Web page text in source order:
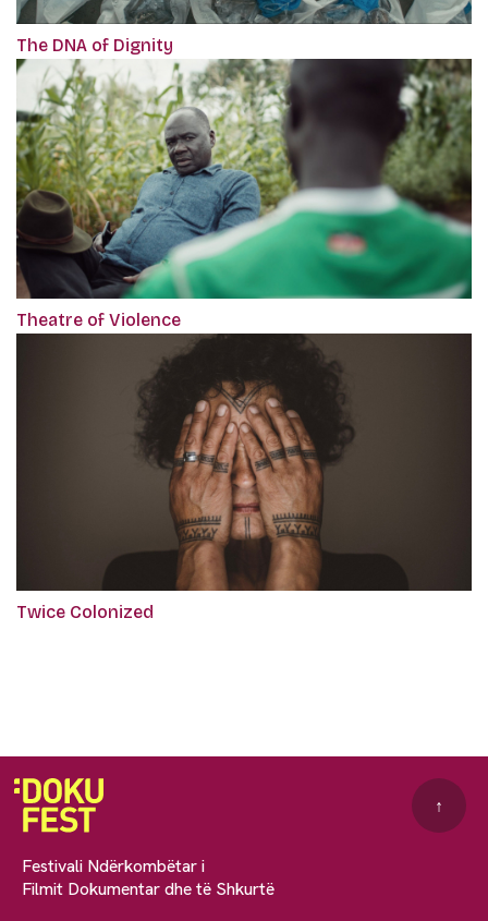
The DNA of Dignity
Theatre of Violence
Twice Colonized
Festivali Ndërkombëtar i
Filmit Dokumentar dhe të Shkurtë
↑